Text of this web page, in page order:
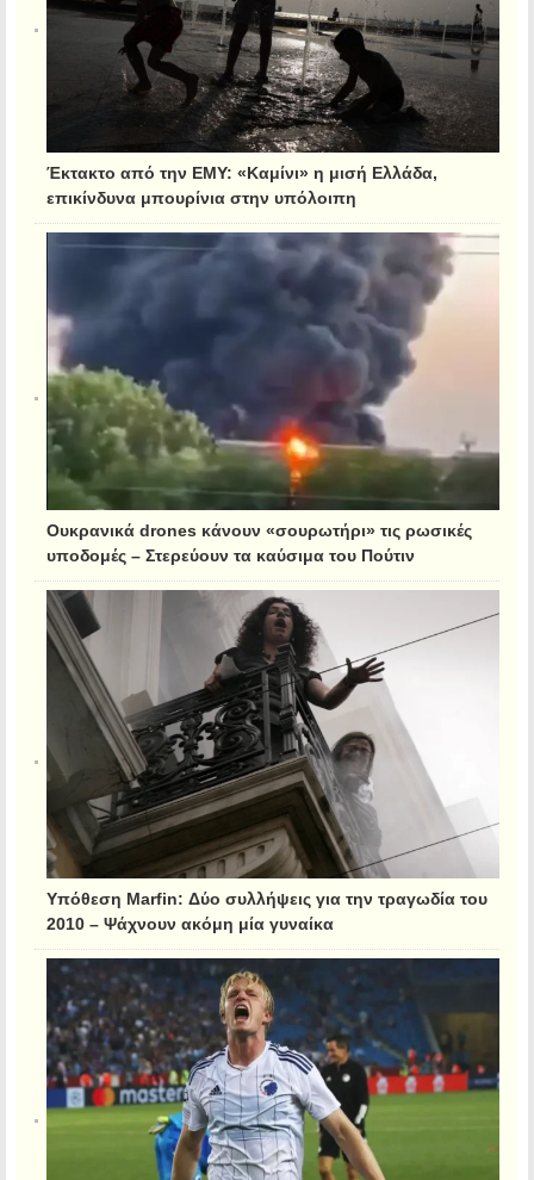
Έκτακτο από την ΕΜΥ: «Καμίνι» η μισή Ελλάδα,
επικίνδυνα μπουρίνια στην υπόλοιπη
Ουκρανικά drones κάνουν «σουρωτήρι» τις ρωσικές
υποδομές – Στερεύουν τα καύσιμα του Πούτιν
Υπόθεση Marfin: Δύο συλλήψεις για την τραγωδία του
2010 – Ψάχνουν ακόμη μία γυναίκα